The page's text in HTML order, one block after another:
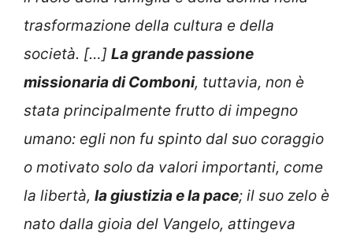
trasformazione della cultura e della
società. […] La grande passione
missionaria di Comboni, tuttavia, non è
stata principalmente frutto di impegno
umano: egli non fu spinto dal suo coraggio
o motivato solo da valori importanti, come
la libertà, la giustizia e la pace; il suo zelo è
nato dalla gioia del Vangelo, attingeva